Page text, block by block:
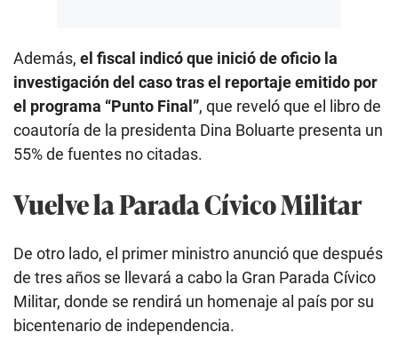
Además, el fiscal indicó que inició de oficio la
investigación del caso tras el reportaje emitido por
el programa “Punto Final”, que reveló que el libro de
coautoría de la presidenta Dina Boluarte presenta un
55% de fuentes no citadas.
Vuelve la Parada Cívico Militar
De otro lado, el primer ministro anunció que después
de tres años se llevará a cabo la Gran Parada Cívico
Militar, donde se rendirá un homenaje al país por su
bicentenario de independencia.